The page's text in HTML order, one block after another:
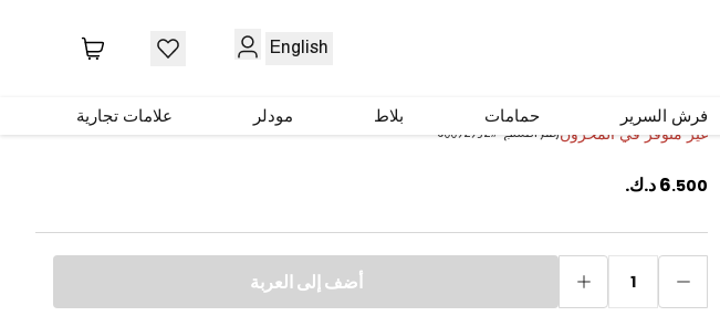
English
فرش السرير حمامات بلاط مودلر علامات تجارية
غير متوفر في المخزونرقم المنتج #
60092952
6.500 د.ك.
1 أضف إلى العربة